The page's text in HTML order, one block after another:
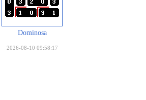
Dominosa
2026-08-10 09:58:17